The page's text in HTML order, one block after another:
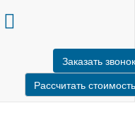
Заказать звонок
Рассчитать стоимость